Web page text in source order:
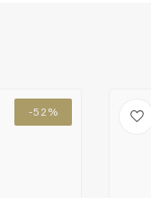
-52%